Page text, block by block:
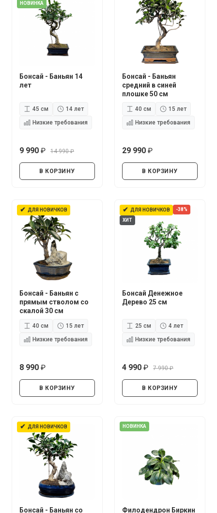
НОВИНКА
Бонсай - Баньян 14
лет
45 см
14 лет
Низкие требования
9 990
14 990
В КОРЗИНУ
Бонсай - Баньян
средний в синей
плошке 50 см
40 см
15 лет
Низкие требования
29 990
В КОРЗИНУ
✔ ДЛЯ НОВИЧКОВ
Бонсай - Баньян с
прямым стволом со
скалой 30 см
40 см
15 лет
Низкие требования
8 990
В КОРЗИНУ
✔ ДЛЯ НОВИЧКОВ
-38%
ХИТ
Бонсай Денежное
Дерево 25 см
25 см
4 лет
Низкие требования
4 990
7 990
В КОРЗИНУ
✔ ДЛЯ НОВИЧКОВ
Бонсай - Баньян со
НОВИНКА
Филодендрон Биркин